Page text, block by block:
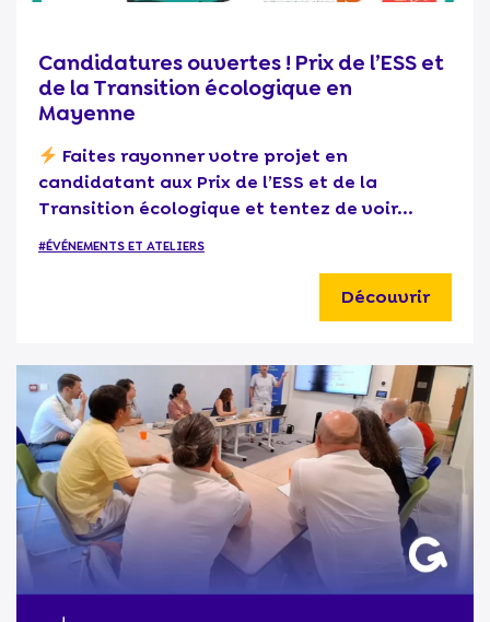
Candidatures ouvertes ! Prix de l’ESS et
de la Transition écologique en
Mayenne
Faites rayonner votre projet en
candidatant aux Prix de l’ESS et de la
Transition écologique et tentez de voir...
#ÉVÉNEMENTS ET ATELIERS
Découvrir